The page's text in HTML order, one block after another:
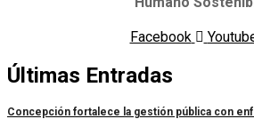
Facebook
Últimas Entradas
Concepción fortalece la gestión pública con